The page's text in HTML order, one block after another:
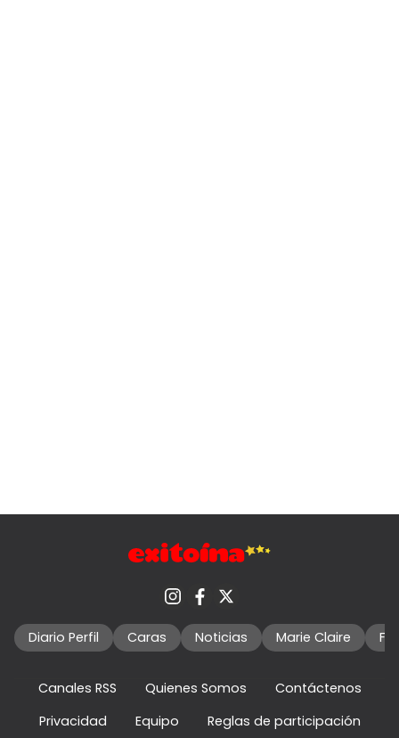
Diario Perfil Caras Noticias Marie Claire
Canales RSS Quienes Somos
Contáctenos
Privacidad
Equipo Reglas de participación